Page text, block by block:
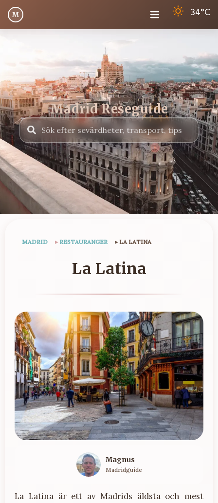
M 34°C
Madrid Reseguide
MADRID ▸ RESTAURANGER ▸LA LATINA
La Latina
Magnus
Madridguide
La Latina är ett av Madrids äldsta och mest